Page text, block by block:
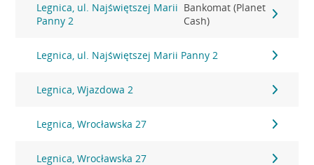
Legnica, ul. Najświętszej Marii
Panny 2
Bankomat (Planet
Cash)
Legnica, ul. Najświętszej Marii Panny 2
Legnica, Wjazdowa 2
Legnica, Wrocławska 27
Legnica, Wrocławska 27